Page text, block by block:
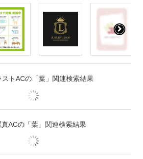
ストACの「葉」関連検索結果
真ACの「葉」関連検索結果